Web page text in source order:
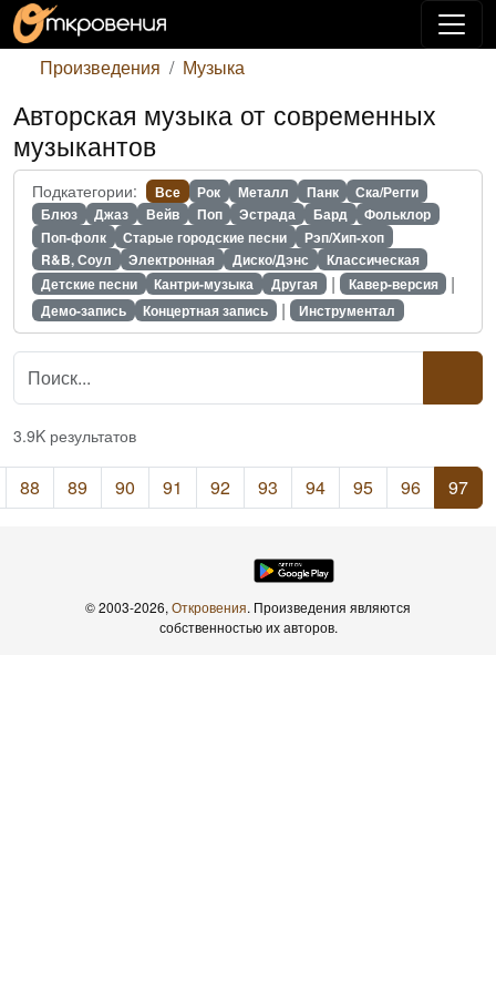
Произведения Музыка
Авторская музыка от современных
музыкантов
Подкатегории: Все Рок Металл Панк
Ска/Регги
Блюз
Джаз Вейв Поп Эстрада Бард
Фольклор
Поп-фолк
Старые городские песни
Рэп/Хип-хоп
R&B, Соул
Электронная Диско/Дэнс
Классическая
Детские песни
Кантри-музыка Другая | Кавер-версия |
Демо-запись Концертная запись | Инструментал
3.9K результатов
88 89 90 91 92 93 94 95 96 97
© 2003-2026, Откровения. Произведения являются
собственностью их авторов.